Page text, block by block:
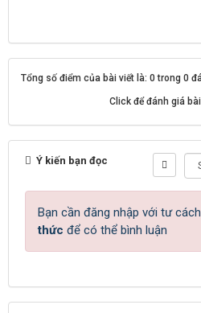
Tổng số điểm của bài viết là: 0 trong 0
Click để đánh giá
Ý kiến bạn đọc
Bạn cần đăng nhập với tư
thức để có thể bình luận